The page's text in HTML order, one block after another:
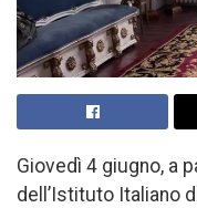
Giovedì 4 giugno, a
dell’Istituto Italiano